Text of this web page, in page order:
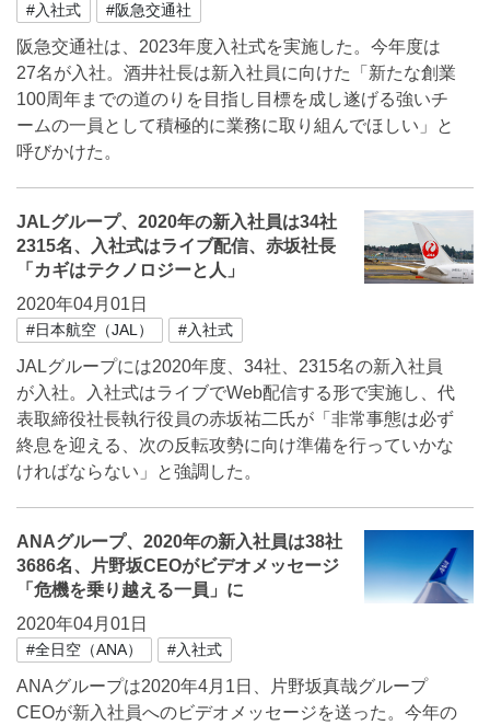
#入社式 #阪急交通社
阪急交通社は、2023年度入社式を実施した。今年度は
27名が入社。酒井社長は新入社員に向けた「新たな創業
100周年までの道のりを目指し目標を成し遂げる強いチ
ームの一員として積極的に業務に取り組んでほしい」と
呼びかけた。
JALグループ、2020年の新入社員は34社
2315名、入社式はライブ配信、赤坂社長
「カギはテクノロジーと人」
2020年04月01日
#日本航空（JAL） #入社式
JALグループには2020年度、34社、2315名の新入社員
が入社。入社式はライブでWeb配信する形で実施し、代
表取締役社長執行役員の赤坂祐二氏が「非常事態は必ず
終息を迎える、次の反転攻勢に向け準備を行っていかな
ければならない」と強調した。
ANAグループ、2020年の新入社員は38社
3686名、片野坂CEOがビデオメッセージ
「危機を乗り越える一員」に
2020年04月01日
#全日空（ANA） #入社式
ANAグループは2020年4月1日、片野坂真哉グループ
CEOが新入社員へのビデオメッセージを送った。今年の